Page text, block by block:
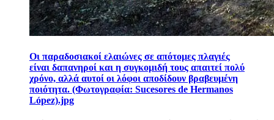
Οι παραδοσιακοί ελαιώνες σε απότομες πλαγιές
είναι δαπανηροί και η συγκομιδή τους απαιτεί πολύ
χρόνο, αλλά αυτοί οι λόφοι αποδίδουν βραβευμένη
ποιότητα. (Φωτογραφία: Sucesores de Hermanos
López).jpg